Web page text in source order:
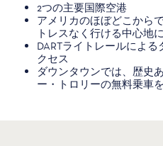
2つの主要国際空港
アメリカのほぼどこから
トレスなく行ける中心地
DARTライトレールによ
クセス
ダウンタウンでは、歴史
ー・トロリーの無料乗車